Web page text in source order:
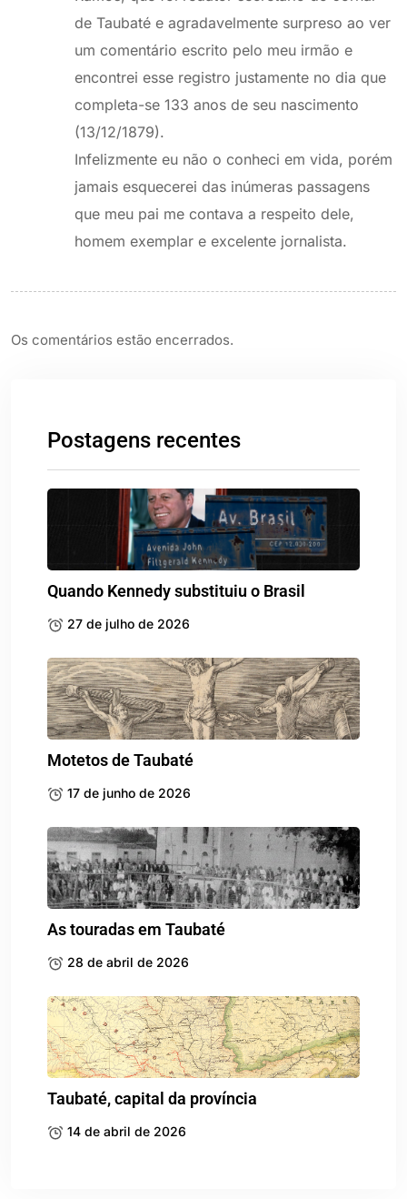
de Taubaté e agradavelmente surpreso ao ver
um comentário escrito pelo meu irmão e
encontrei esse registro justamente no dia que
completa-se 133 anos de seu nascimento
(13/12/1879).
Infelizmente eu não o conheci em vida, porém
jamais esquecerei das inúmeras passagens
que meu pai me contava a respeito dele,
homem exemplar e excelente jornalista.
Os comentários estão encerrados.
Postagens recentes
Quando Kennedy substituiu o Brasil
27 de julho de 2026
Motetos de Taubaté
17 de junho de 2026
As touradas em Taubaté
28 de abril de 2026
Taubaté, capital da província
14 de abril de 2026